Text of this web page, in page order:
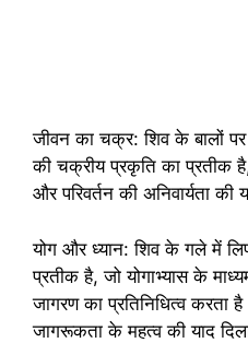
जीवन का चक्र: शिव के बालों
की चक्रीय प्रकृति का प्रतीक
और परिवर्तन की अनिवार्यता की
योग और ध्यान: शिव के गले में
प्रतीक है, जो योगाभ्यास के
जागरण का प्रतिनिधित्व
जागरूकता के महत्व की याद